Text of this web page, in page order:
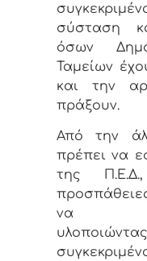
σύσταση
όσων
Ταμείων
και την
πράξουν.
Από την
πρέπει να
της
να